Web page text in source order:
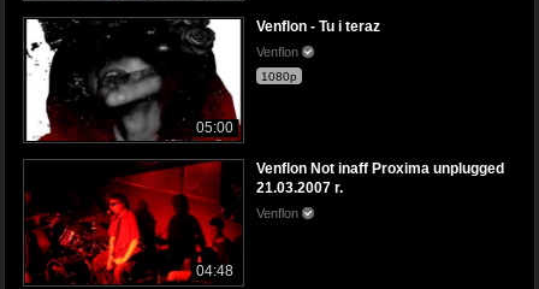
05:00
Venflon - Tu i teraz
Venflon
1080p
04:48
Venflon Not inaff Proxima unplugged
21.03.2007 r.
Venflon